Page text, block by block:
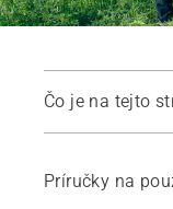
Čo je na tejto
Príručky na